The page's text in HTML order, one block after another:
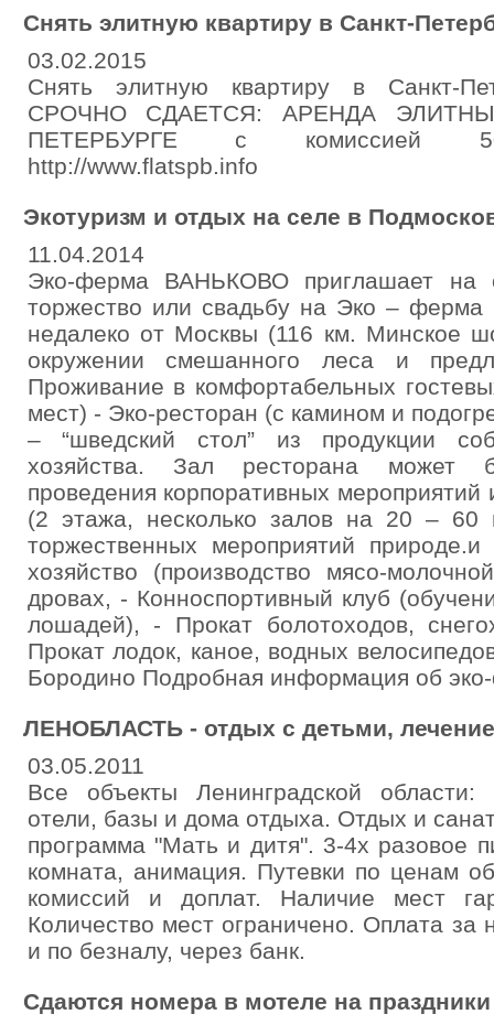
Снять элитную квартиру в Санкт-
03.02.2015
Снять элитную квартиру в Санкт-
СРОЧНО СДАЕТСЯ: АРЕНДА
ПЕТЕРБУРГЕ с комиссией 50
http://www.flatspb.info
Экотуризм и отдых на селе в
11.04.2014
Эко-ферма ВАНЬКОВО приглашает на
торжество или свадьбу на Эко –
недалеко от Москвы (116 км. Минское
окружении смешанного леса и
Проживание в комфортабельных
мест) - Эко-ресторан (с камином и
– “шведский стол” из продукции
хозяйства. Зал ресторана может
проведения корпоративных
(2 этажа, несколько залов на 20 – 60
торжественных мероприятий
хозяйство (производство мясо-
дровах, - Конноспортивный клуб
лошадей), - Прокат болотоходов,
Прокат лодок, каное, водных
Бородино Подробная информация об
ЛЕНОБЛАСТЬ - отдых с детьми,
03.05.2011
Все объекты Ленинградской области:
отели, базы и дома отдыха. Отдых и
программа "Мать и дитя". 3-4х разовое
комната, анимация. Путевки по ценам
комиссий и доплат. Наличие мест
Количество мест ограничено. Оплата
и по безналу, через банк.
Сдаются номера в мотеле на праздники